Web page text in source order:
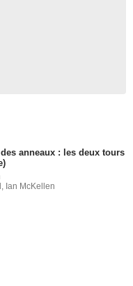
anneaux : les deux tours
Ian McKellen